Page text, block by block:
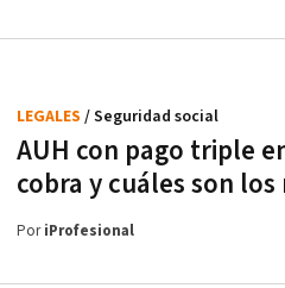
AUH con pago triple
cobra y cuáles son
LEGALES / Seguridad social
PoriProfesional